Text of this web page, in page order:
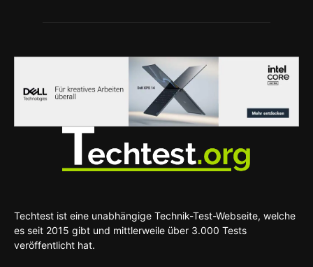
Techtest ist eine unabhängige Technik-Test-Webseite, welche
es seit 2015 gibt und mittlerweile über 3.000 Tests
veröffentlicht hat.